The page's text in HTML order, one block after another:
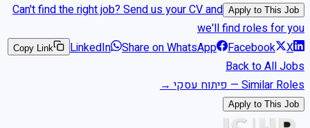
Apply to This Job
Can't find the right job? Send us your CV and
we'll find roles for you
LinkedIn
Share on WhatsApp Facebook X
Copy Link
Back to All Jobs
Similar Roles
— פיתוח עסקי →
Apply to This Job